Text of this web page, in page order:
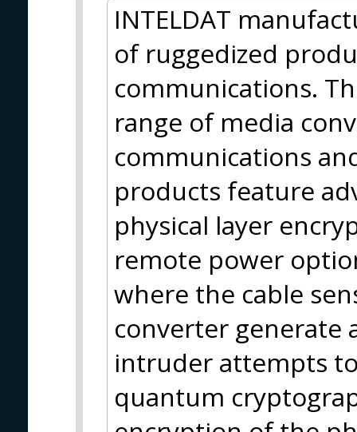
INTELDAT
of ruggedized
communications.
range of media
communications
products feature
physical layer
remote power
where the cable
converter generate
intruder attempts
quantum